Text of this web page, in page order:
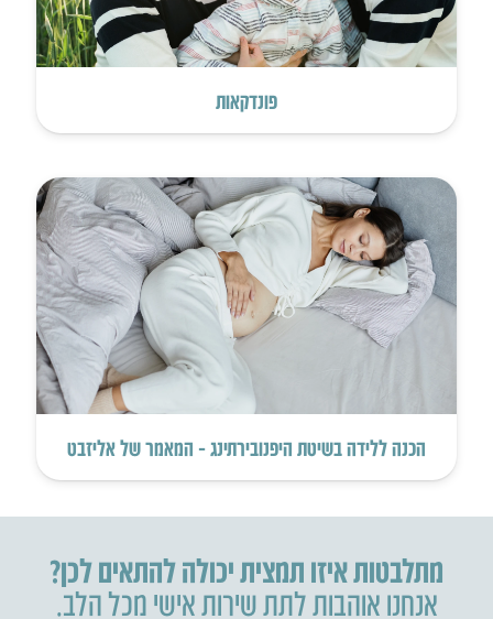
פונדקאות
הכנה ללידה בשיטת היפנובירתינג – המאמר של אליזבט
מתלבטות איזו תמצית יכולה להתאים לכן?
אנחנו אוהבות לתת שירות אישי מכל הלב.